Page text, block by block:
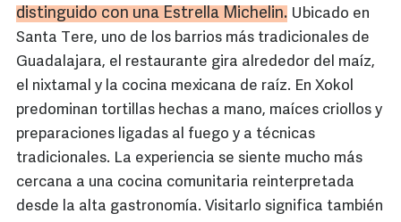
distinguido con una Estrella Michelin. Ubicado en
Santa Tere, uno de los barrios más tradicionales de
Guadalajara, el restaurante gira alrededor del maíz,
el nixtamal y la cocina mexicana de raíz. En Xokol
predominan tortillas hechas a mano, maíces criollos y
preparaciones ligadas al fuego y a técnicas
tradicionales. La experiencia se siente mucho más
cercana a una cocina comunitaria reinterpretada
desde la alta gastronomía. Visitarlo significa también